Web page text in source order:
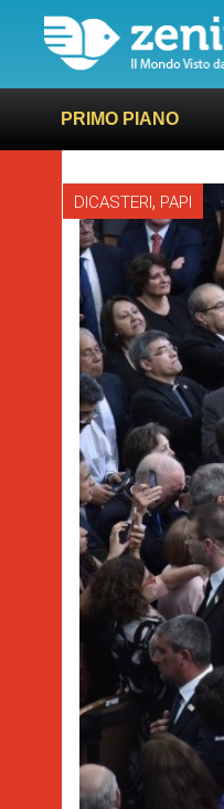
PRIMO PIANO
e giusto
DICASTERI, PAPI